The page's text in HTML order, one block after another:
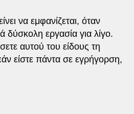
να εμφανίζεται, όταν
δύσκολη εργασία για λίγο.
αυτού του είδους τη
είστε πάντα σε εγρήγορση,